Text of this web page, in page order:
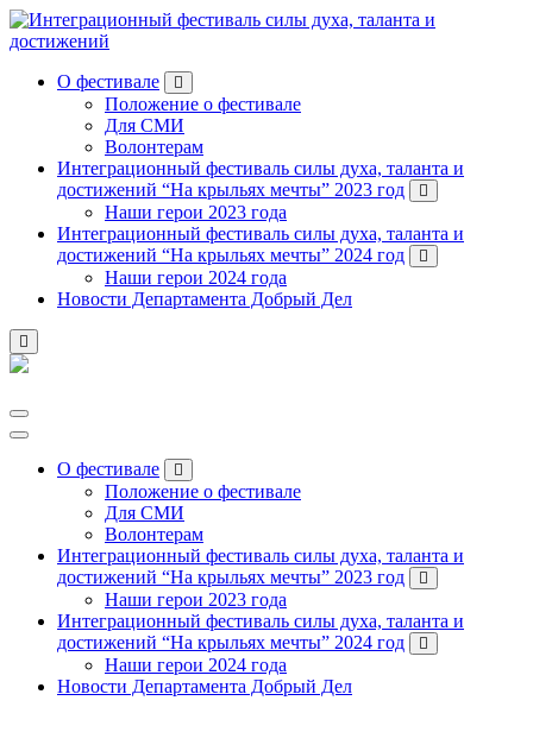
Перейти
к
О фестивале
Положение о фестивале
Для СМИ
Волонтерам
Интеграционный фестиваль силы духа, таланта и
достижений “На крыльях мечты” 2023 год
Наши герои 2023 года
Интеграционный фестиваль силы духа, таланта и
достижений “На крыльях мечты” 2024 год
Наши герои 2024 года
Новости Департамента Добрый Дел
О фестивале
Положение о фестивале
Для СМИ
Волонтерам
Интеграционный фестиваль силы духа, таланта и
достижений “На крыльях мечты” 2023 год
Наши герои 2023 года
Интеграционный фестиваль силы духа, таланта и
достижений “На крыльях мечты” 2024 год
Наши герои 2024 года
Новости Департамента Добрый Дел